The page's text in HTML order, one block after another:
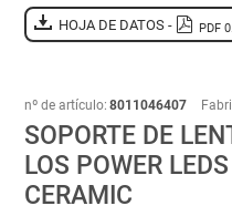
HOJA DE DATOS - PDF
nº de artículo: 8011046407
SOPORTE DE
LOS POWER
CERAMIC